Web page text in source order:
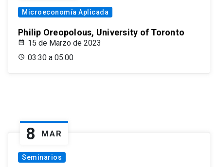
Microeconomía Aplicada
Philip Oreopolous, University of Toronto
15 de Marzo de 2023
03:30 a 05:00
8 MAR
Seminarios